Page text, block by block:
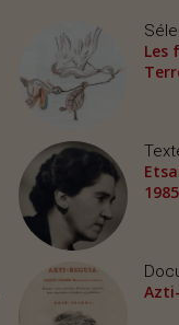
Les
1985